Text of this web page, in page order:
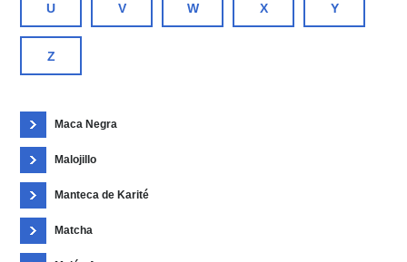
U V W X Y
Z
Maca Negra
Malojillo
Manteca de Karité
Matcha